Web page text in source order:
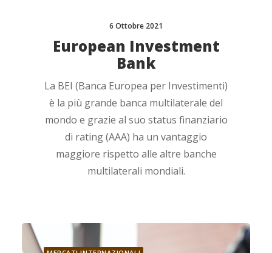
6 Ottobre 2021
European Investment
Bank
La BEI (Banca Europea per Investimenti)
è la più grande banca multilaterale del
mondo e grazie al suo status finanziario
di rating (AAA) ha un vantaggio
maggiore rispetto alle altre banche
multilaterali mondiali.